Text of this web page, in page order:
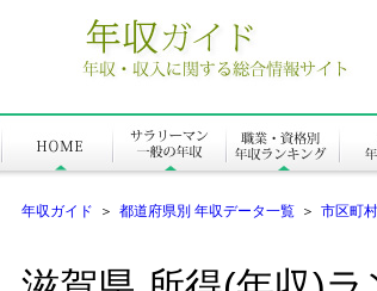
年収ガイド ＞ 都道府県別 年収データ一覧 ＞ 市区町